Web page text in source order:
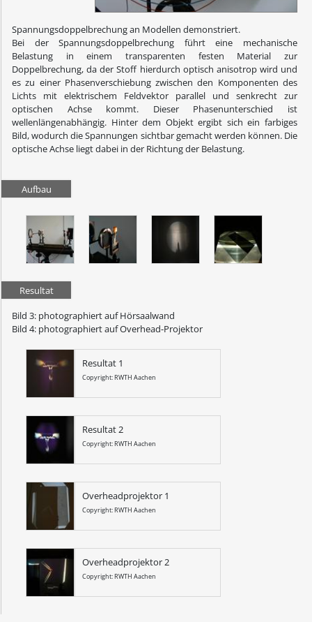
Spannungsdoppelbrechung an Modellen demonstriert.
Bei der Spannungsdoppelbrechung führt eine mechanische
Belastung in einem transparenten festen Material zur
Doppelbrechung, da der Stoff hierdurch optisch anisotrop wird und
es zu einer Phasenverschiebung zwischen den Komponenten des
Lichts mit elektrischem Feldvektor parallel und senkrecht zur
optischen Achse kommt. Dieser Phasenunterschied ist
wellenlängenabhängig. Hinter dem Objekt ergibt sich ein farbiges
Bild, wodurch die Spannungen sichtbar gemacht werden können. Die
optische Achse liegt dabei in der Richtung der Belastung.
Aufbau
Resultat
Bild 3: photographiert auf Hörsaalwand
Bild 4: photographiert auf Overhead-Projektor
Resultat 1
Copyright: RWTH Aachen
Resultat 2
Copyright: RWTH Aachen
Overheadprojektor 1
Copyright: RWTH Aachen
Overheadprojektor 2
Copyright: RWTH Aachen